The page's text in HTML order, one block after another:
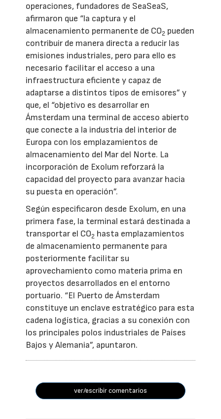
operaciones, fundadores de SeaSeaS,
afirmaron que “la captura y el
almacenamiento permanente de CO2 pueden
contribuir de manera directa a reducir las
emisiones industriales, pero para ello es
necesario facilitar el acceso a una
infraestructura eficiente y capaz de
adaptarse a distintos tipos de emisores” y
que, el “objetivo es desarrollar en
Ámsterdam una terminal de acceso abierto
que conecte a la industria del interior de
Europa con los emplazamientos de
almacenamiento del Mar del Norte. La
incorporación de Exolum reforzará la
capacidad del proyecto para avanzar hacia
su puesta en operación”.
Según especificaron desde Exolum, en una
primera fase, la terminal estará destinada a
transportar el CO2 hasta emplazamientos
de almacenamiento permanente para
posteriormente facilitar su
aprovechamiento como materia prima en
proyectos desarrollados en el entorno
portuario. “El Puerto de Ámsterdam
constituye un enclave estratégico para esta
cadena logística, gracias a su conexión con
los principales polos industriales de Países
Bajos y Alemania”, apuntaron.
ver/escribir comentarios